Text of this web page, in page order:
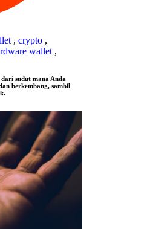
, crypto ,
wallet ,
sudut mana Anda
berkembang, sambil